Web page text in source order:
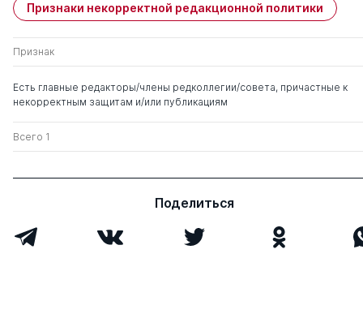
Никитин Глеб Сергеевич к. э.н. 1 0
Эскиндаров Михаил
д. э.н. 0 1
Признаки некорректной редакционной политики
Признак
Есть главные редакторы/члены редколлегии/совета, причастные к
некорректным защитам и/или публикациям
Всего 1
Поделиться